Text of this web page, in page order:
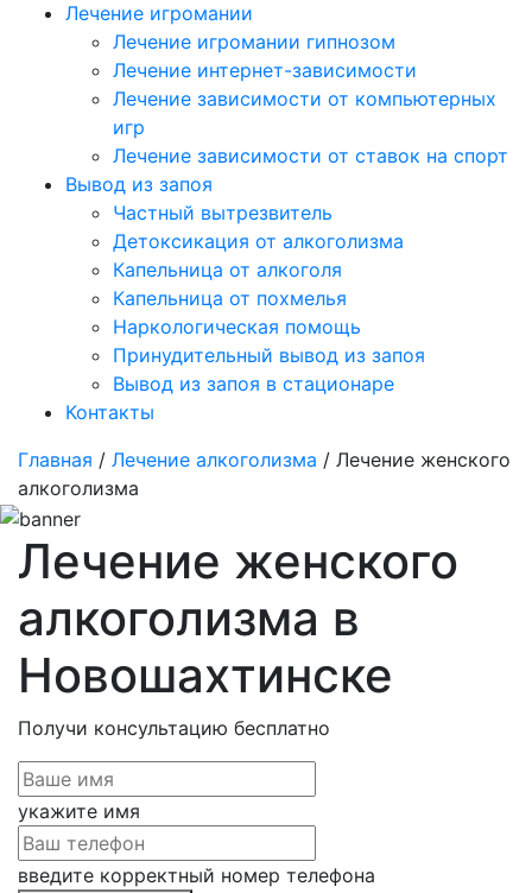
Лечение игромании
Лечение игромании гипнозом
Лечение интернет-зависимости
Лечение зависимости от компьютерных
игр
Лечение зависимости от ставок на спорт
Вывод из запоя
Частный вытрезвитель
Детоксикация от алкоголизма
Капельница от алкоголя
Капельница от похмелья
Наркологическая помощь
Принудительный вывод из запоя
Вывод из запоя в стационаре
Контакты
Главная / Лечение алкоголизма / Лечение женского
алкоголизма
Лечение женского
алкоголизма в
Новошахтинске
Получи консультацию бесплатно
укажите имя
введите корректный номер телефона